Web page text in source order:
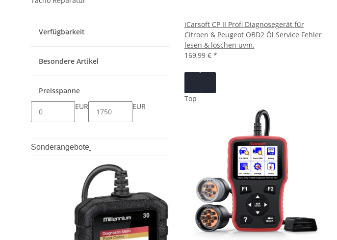
iCarsoft CP II Profi Diagnosegerät für
Citroen & Peugeot OBD2 Öl Service Fehler
lesen & löschen uvm.
169,99 € *
Top
Verfügbarkeit
Besondere Artikel
Preisspanne
EUR
EUR
Sonderangebote